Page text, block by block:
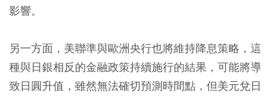
影響。
另一方面，美聯準與歐洲央行也將維持降息策略，這
種與日銀相反的金融政策持續施行的結果，可能將導
致日圓升值，雖然無法確切預測時間點，但美元兌日